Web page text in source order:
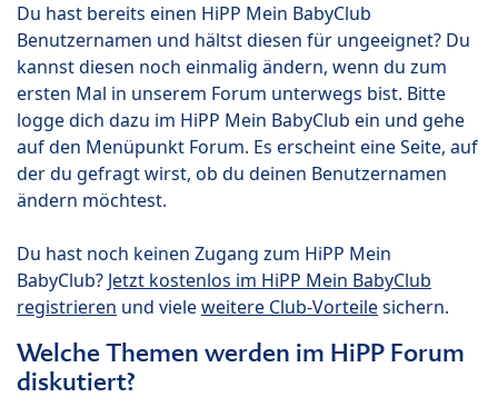
Du hast bereits einen HiPP Mein BabyClub
Benutzernamen und hältst diesen für ungeeignet? Du
kannst diesen noch einmalig ändern, wenn du zum
ersten Mal in unserem Forum unterwegs bist. Bitte
logge dich dazu im HiPP Mein BabyClub ein und gehe
auf den Menüpunkt Forum. Es erscheint eine Seite, auf
der du gefragt wirst, ob du deinen Benutzernamen
ändern möchtest.
Du hast noch keinen Zugang zum HiPP Mein
BabyClub? Jetzt kostenlos im HiPP Mein BabyClub
registrieren und vieleweitere Club-Vorteilesichern.
Welche Themen werden im HiPP Forum
diskutiert?